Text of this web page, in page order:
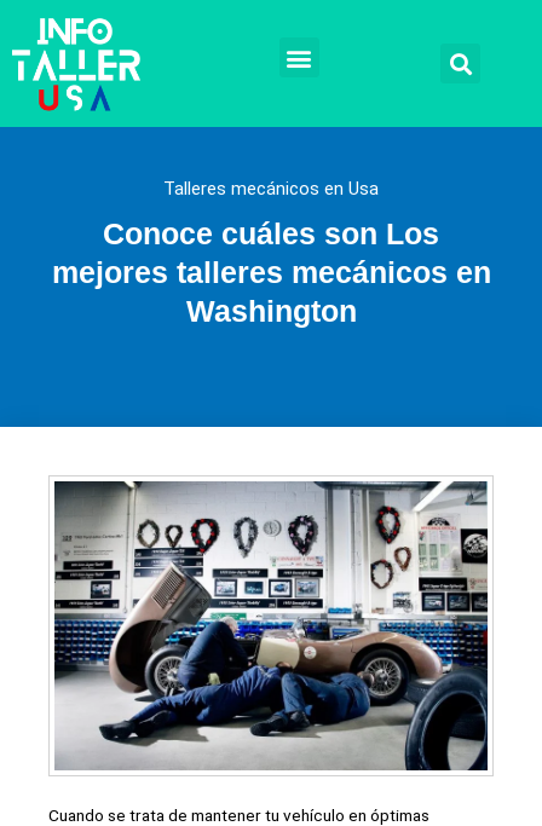
contenido
Talleres mecánicos en Usa
Conoce cuáles son Los
mejores talleres mecánicos en
Washington
Cuando se trata de mantener tu vehículo en óptimas